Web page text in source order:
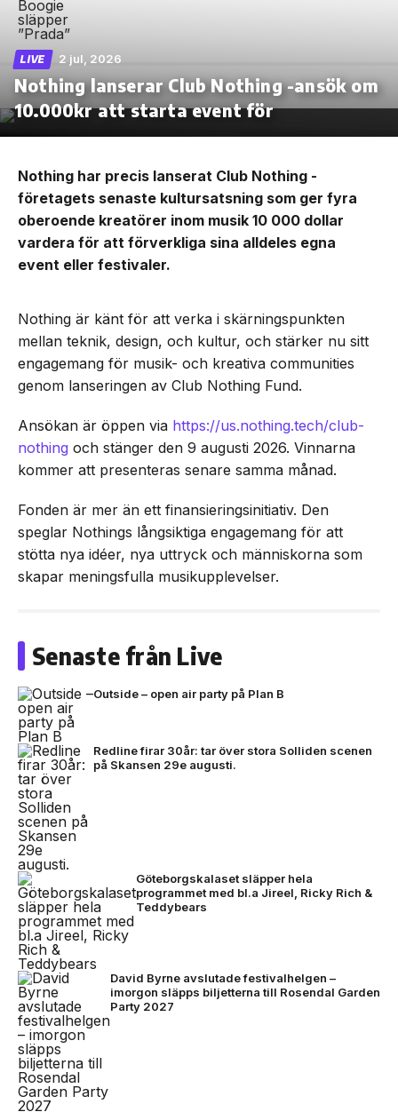
LIVE 2 jul, 2026
Nothing lanserar Club Nothing -ansök om
10.000kr att starta event för
Nothing har precis lanserat Club Nothing -
företagets senaste kultursatsning som ger fyra
oberoende kreatörer inom musik 10 000 dollar
vardera för att förverkliga sina alldeles egna
event eller festivaler.
Nothing är känt för att verka i skärningspunkten
mellan teknik, design, och kultur, och stärker nu sitt
engagemang för musik- och kreativa communities
genom lanseringen av Club Nothing Fund.
Ansökan är öppen via https://us.nothing.tech/club-
nothing och stänger den 9 augusti 2026. Vinnarna
kommer att presenteras senare samma månad.
Fonden är mer än ett finansieringsinitiativ. Den
speglar Nothings långsiktiga engagemang för att
stötta nya idéer, nya uttryck och människorna som
skapar meningsfulla musikupplevelser.
Senaste från Live
Outside – open air party på Plan B
Redline firar 30år: tar över stora Solliden scenen
på Skansen 29e augusti.
Göteborgskalaset släpper hela
programmet med bl.a Jireel, Ricky Rich &
Teddybears
David Byrne avslutade festivalhelgen –
imorgon släpps biljetterna till Rosendal Garden
Party 2027